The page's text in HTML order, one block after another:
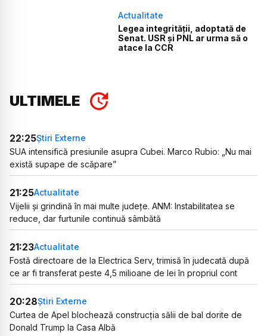
Actualitate
Legea integrității, adoptată de
Senat. USR și PNL ar urma să o
atace la CCR
ULTIMELE
22:25Știri Externe
SUA intensifică presiunile asupra Cubei. Marco Rubio: „Nu mai
există supape de scăpare”
21:25Actualitate
Vijelii și grindină în mai multe județe. ANM: Instabilitatea se
reduce, dar furtunile continuă sâmbătă
21:23Actualitate
Fostă directoare de la Electrica Serv, trimisă în judecată după
ce ar fi transferat peste 4,5 milioane de lei în propriul cont
20:28Știri Externe
Curtea de Apel blochează construcția sălii de bal dorite de
Donald Trump la Casa Albă